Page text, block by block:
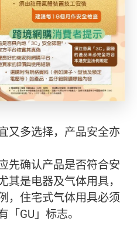
又多选择，产品安全亦
先确认产品是否符合安
是电器及气体用具，
，住宅式气体用具必须
GU」标志。